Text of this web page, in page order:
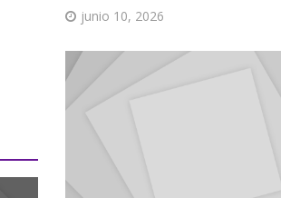
junio 10, 2026